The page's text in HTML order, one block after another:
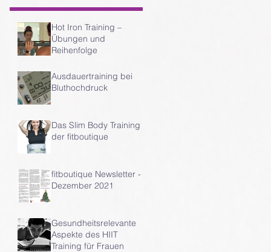
Hot Iron Training –
Übungen und
Reihenfolge
Ausdauertraining bei
Bluthochdruck
Das Slim Body Training
der fitboutique
fitboutique Newsletter -
Dezember 2021
Gesundheitsrelevante
Aspekte des HIIT
Training für Frauen